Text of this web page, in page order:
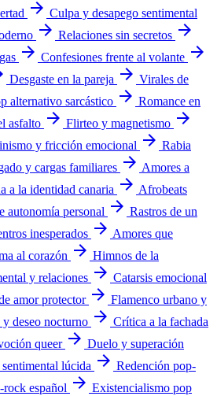
arrow_forward Culpa y desapego sentimental
arrow_forward Relaciones sin secretos arrow_forward
arrow_forward Confesiones frente al volante arrow_forward
Desgaste en la pareja arrow_forward Virales de
alternativo sarcástico arrow_forward Romance en
asfalto arrow_forward Flirteo y magnetismo arrow_forward
y fricción emocional arrow_forward Rabia
y cargas familiares arrow_forward Amores a
a la identidad canaria arrow_forward Afrobeats
autonomía personal arrow_forward Rastros de un
inesperados arrow_forward Amores que
al corazón arrow_forward Himnos de la
y relaciones arrow_forward Catarsis emocional
amor protector arrow_forward Flamenco urbano y
y deseo nocturno arrow_forward Crítica a la fachada
queer arrow_forward Duelo y superación
lúcida arrow_forward Redención pop-
español arrow_forward Existencialismo pop